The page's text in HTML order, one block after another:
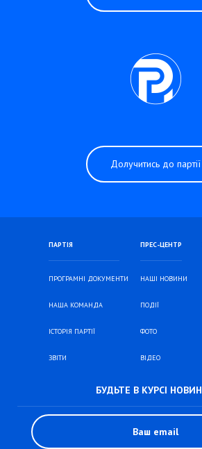
Долучитись до партії
ПАРТІЯ
ПРОГРАМНІ ДОКУМЕНТИ
НАША КОМАНДА
ІСТОРІЯ ПАРТІЇ
ЗВІТИ
ПРЕС-ЦЕНТР
НАШІ НОВИНИ
ПОДІЇ
ФОТО
ВІДЕО
БУДЬТЕ В КУРСІ НОВИН